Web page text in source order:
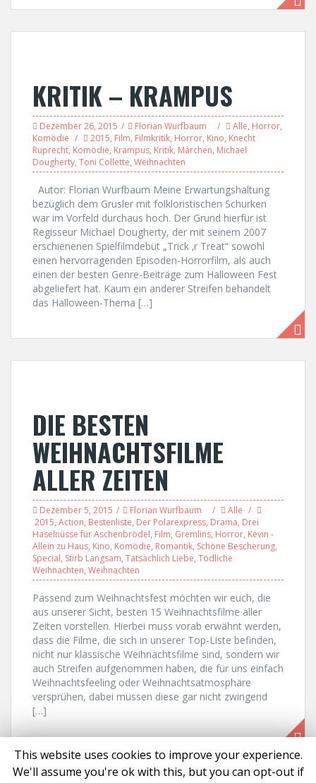
KRITIK – KRAMPUS
Dezember 26, 2015 Florian Wurfbaum Alle, Horror,
Komödie
2015, Film, Filmkritik, Horror, Kino, Knecht
Ruprecht, Komödie, Krampus, Kritik, Märchen, Michael
Dougherty, Toni Collette, Weihnachten
Autor: Florian Wurfbaum Meine Erwartungshaltung
bezüglich dem Grusler mit folkloristischen Schurken
war im Vorfeld durchaus hoch. Der Grund hierfür ist
Regisseur Michael Dougherty, der mit seinem 2007
erschienenen Spielfilmdebüt „Trick ‚r Treat“ sowohl
einen hervorragenden Episoden-Horrorfilm, als auch
einen der besten Genre-Beiträge zum Halloween Fest
abgeliefert hat. Kaum ein anderer Streifen behandelt
das Halloween-Thema […]
DIE BESTEN
WEIHNACHTSFILME
ALLER ZEITEN
Dezember 5, 2015 Florian Wurfbaum
Alle
2015, Action, Bestenliste, Der Polarexpress, Drama, Drei
Haselnüsse für Aschenbrödel, Film, Gremlins, Horror, Kevin -
Allein zu Haus, Kino, Komödie, Romantik, Schöne Bescherung,
Special, Stirb Langsam, Tatsächlich Liebe, Tödliche
Weihnachten, Weihnachten
Passend zum Weihnachtsfest möchten wir euch, die
aus unserer Sicht, besten 15 Weihnachtsfilme aller
Zeiten vorstellen. Hierbei muss vorab erwähnt werden,
dass die Filme, die sich in unserer Top-Liste befinden,
nicht nur klassische Weihnachtsfilme sind, sondern wir
auch Streifen aufgenommen haben, die für uns einfach
Weihnachtsfeeling oder Weihnachtsatmosphäre
versprühen, dabei müssen diese gar nicht zwingend
[…]
This website uses cookies to improve your experience.
We'll assume you're ok with this, but you can opt-out if